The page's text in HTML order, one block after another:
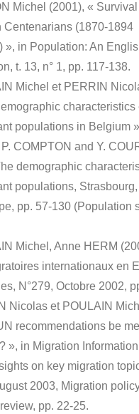
Michel (2001), «
Centenarians (1870-1894
», in Population: An
t. 13, n° 1, pp. 117-138.
Michel et PERRIN
characteristics
populations in Belgium
COMPTON and Y.
demographic
populations, Strasbourg,
pp. 57-130 (Population
Michel, Anne HERM
internationaux en
N°279, Octobre 2002,
Nicolas et POULAIN
recommendations be
», in Migration
on key migration
2003, Migration
pp. 22-25.